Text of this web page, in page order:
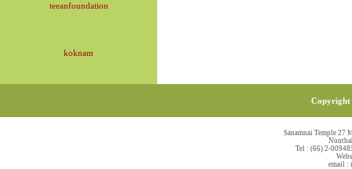
teeanfoundation
koknam
Copyright
Sanamnai Temple 27
Tel : (66) 2-
email :